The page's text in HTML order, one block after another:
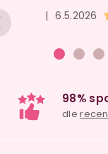
| 6.5.2026